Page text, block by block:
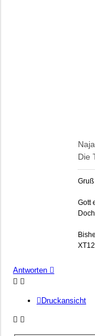
Die
Gott
Antworten
Druckansicht